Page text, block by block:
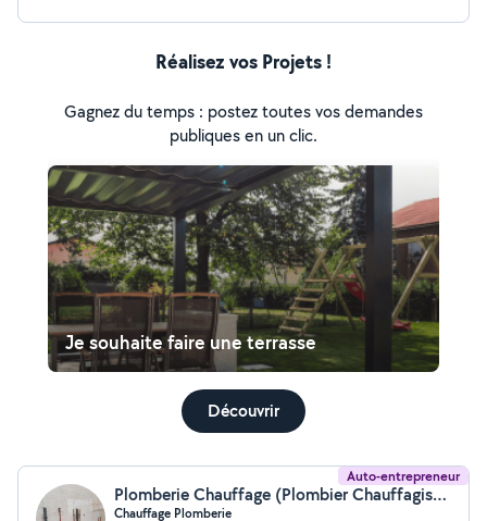
Réalisez vos Projets !
Gagnez du temps : postez toutes vos demandes
publiques en un clic.
Je souhaite faire une terrasse
Découvrir
Auto-entrepreneur
Plomberie Chauffage (Plombier Chauffagiste)
Chauffage Plomberie